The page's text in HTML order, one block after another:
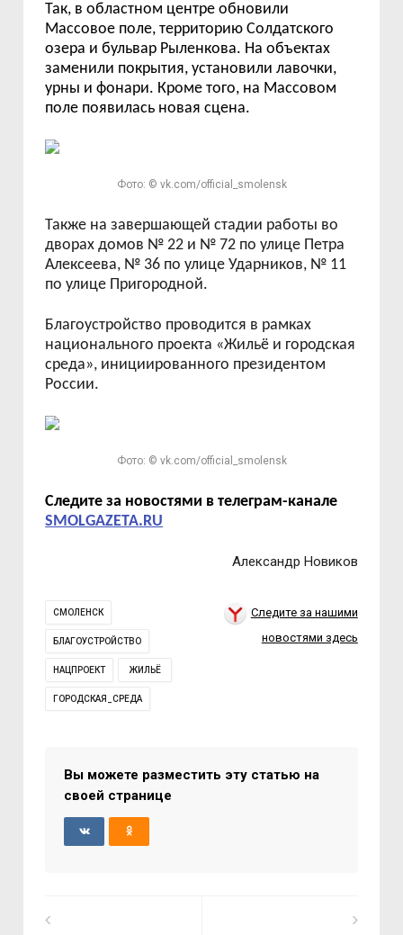
Так, в областном центре обновили
Массовое поле, территорию Солдатского
озера и бульвар Рыленкова. На объектах
заменили покрытия, установили лавочки,
урны и фонари. Кроме того, на Массовом
поле появилась новая сцена.
Фото: © vk.com/official_smolensk
Также на завершающей стадии работы во
дворах домов № 22 и № 72 по улице Петра
Алексеева, № 36 по улице Ударников, № 11
по улице Пригородной.
Благоустройство проводится в рамках
национального проекта «Жильё и городская
среда», инициированного президентом
России.
Фото: © vk.com/official_smolensk
Следите за новостями в телеграм-канале
SMOLGAZETA.RU
Александр Новиков
СМОЛЕНСК
БЛАГОУСТРОЙСТВО
НАЦПРОЕКТ ЖИЛЬЁ
ГОРОДСКАЯ_СРЕДА
Следите за нашими
новостями здесь
Вы можете разместить эту статью на
своей странице